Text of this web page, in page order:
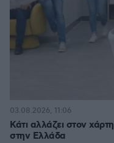
Κάτι αλλάζει στον
στην Ελλάδα
03.08.2026, 11:06